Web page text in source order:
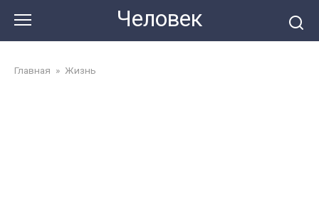
змісту
Человек
Главная » Жизнь